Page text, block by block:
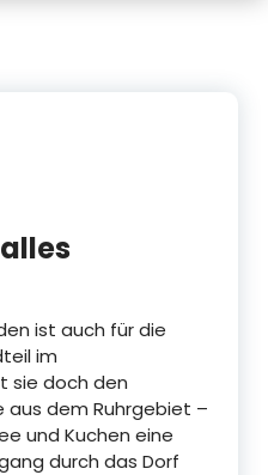
ist auch für die
im
sie doch den
aus dem Ruhrgebiet –
und Kuchen eine
durch das Dorf